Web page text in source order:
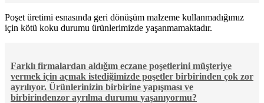
Poşet üretimi esnasında geri dönüşüm malzeme kullanmadığımız
için kötü koku durumu ürünlerimizde yaşanmamaktadır.
Farklı firmalardan aldığım eczane poşetlerini müşteriye
vermek için açmak istediğimizde poşetler birbirinden çok zor
ayrılıyor. Ürünlerinizin birbirine yapışması ve
birbirindenzor ayrılma durumu yaşanıyormu?